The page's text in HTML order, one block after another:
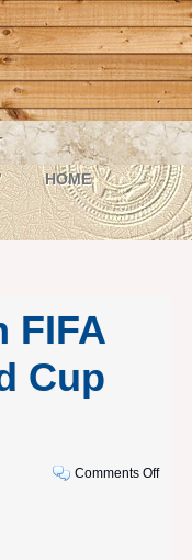
HOME
FIFA
Cup
Comments Offon